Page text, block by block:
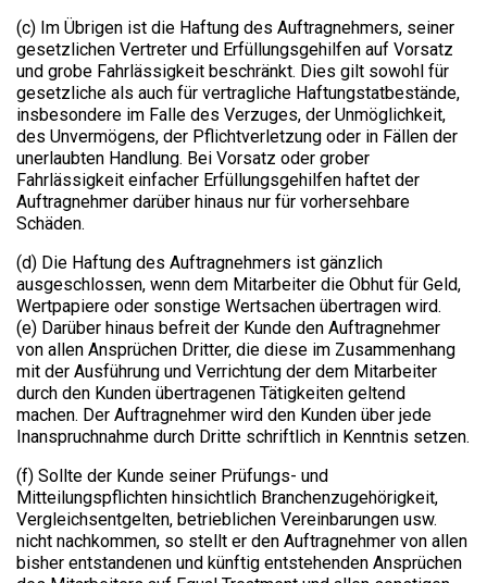
(c) Im Übrigen ist die Haftung des Auftragnehmers, seiner
gesetzlichen Vertreter und Erfüllungsgehilfen auf Vorsatz
und grobe Fahrlässigkeit beschränkt. Dies gilt sowohl für
gesetzliche als auch für vertragliche Haftungstatbestände,
insbesondere im Falle des Verzuges, der Unmöglichkeit,
des Unvermögens, der Pflichtverletzung oder in Fällen der
unerlaubten Handlung. Bei Vorsatz oder grober
Fahrlässigkeit einfacher Erfüllungsgehilfen haftet der
Auftragnehmer darüber hinaus nur für vorhersehbare
Schäden.
(d) Die Haftung des Auftragnehmers ist gänzlich
ausgeschlossen, wenn dem Mitarbeiter die Obhut für Geld,
Wertpapiere oder sonstige Wertsachen übertragen wird.
(e) Darüber hinaus befreit der Kunde den Auftragnehmer
von allen Ansprüchen Dritter, die diese im Zusammenhang
mit der Ausführung und Verrichtung der dem Mitarbeiter
durch den Kunden übertragenen Tätigkeiten geltend
machen. Der Auftragnehmer wird den Kunden über jede
Inanspruchnahme durch Dritte schriftlich in Kenntnis setzen.
(f) Sollte der Kunde seiner Prüfungs- und
Mitteilungspflichten hinsichtlich Branchenzugehörigkeit,
Vergleichsentgelten, betrieblichen Vereinbarungen usw.
nicht nachkommen, so stellt er den Auftragnehmer von allen
bisher entstandenen und künftig entstehenden Ansprüchen